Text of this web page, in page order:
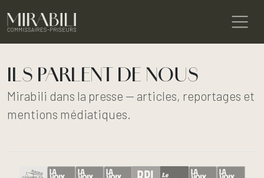
ILS PARLENT DE NOUS
Mirabili dans la presse — articles, reportages et
mentions médiatiques.